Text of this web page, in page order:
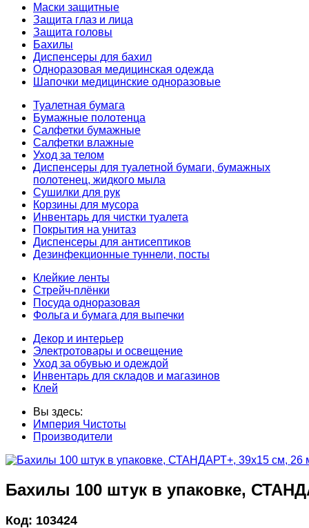
Маски защитные
Защита глаз и лица
Защита головы
Бахилы
Диспенсеры для бахил
Одноразовая медицинская одежда
Шапочки медицинские одноразовые
Туалетная бумага
Бумажные полотенца
Салфетки бумажные
Салфетки влажные
Уход за телом
Диспенсеры для туалетной бумаги, бумажных
полотенец, жидкого мыла
Сушилки для рук
Корзины для мусора
Инвентарь для чистки туалета
Покрытия на унитаз
Диспенсеры для антисептиков
Дезинфекционные туннели, посты
Клейкие ленты
Стрейч-плёнки
Посуда одноразовая
Фольга и бумага для выпечки
Декор и интерьер
Электротовары и освещение
Уход за обувью и одеждой
Инвентарь для складов и магазинов
Клей
Вы здесь:
Империя Чистоты
Производители
Бахилы 100 штук в упаковке,
Код: 103424